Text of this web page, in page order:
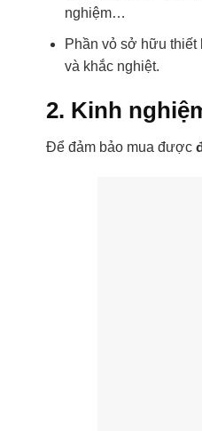
nghiệm…
Phần vỏ sở hữu thiết
và khắc nghiệt.
2. Kinh
Để đảm bảo mua được